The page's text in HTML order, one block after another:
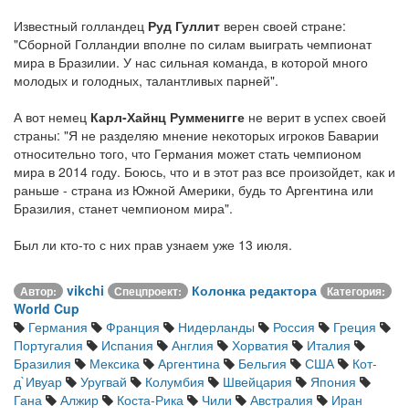
Известный голландец Руд Гуллит верен своей стране:
"Сборной Голландии вполне по силам выиграть чемпионат
мира в Бразилии. У нас сильная команда, в которой много
молодых и голодных, талантливых парней".
А вот немец Карл-Хайнц Румменигге не верит в успех своей
страны: "Я не разделяю мнение некоторых игроков Баварии
относительно того, что Германия может стать чемпионом
мира в 2014 году. Боюсь, что и в этот раз все произойдет, как и
раньше - страна из Южной Америки, будь то Аргентина или
Бразилия, станет чемпионом мира".
Был ли кто-то с них прав узнаем уже 13 июля.
Автор: vikchi Спецпроект: Колонка редактора Категория:
World Cup
Германия
Франция Нидерланды Россия
Греция
Португалия
Испания Англия Хорватия
Италия
Бразилия
Мексика Аргентина Бельгия США
Кот-
д`Ивуар
Уругвай Колумбия Швейцария
Япония
Гана
Алжир Коста-Рика Чили Австралия Иран